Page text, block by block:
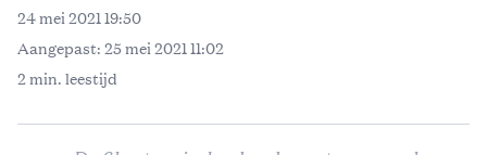
24 mei 2021 19:50
Aangepast: 25 mei 2021 11:02
2 min. leestijd